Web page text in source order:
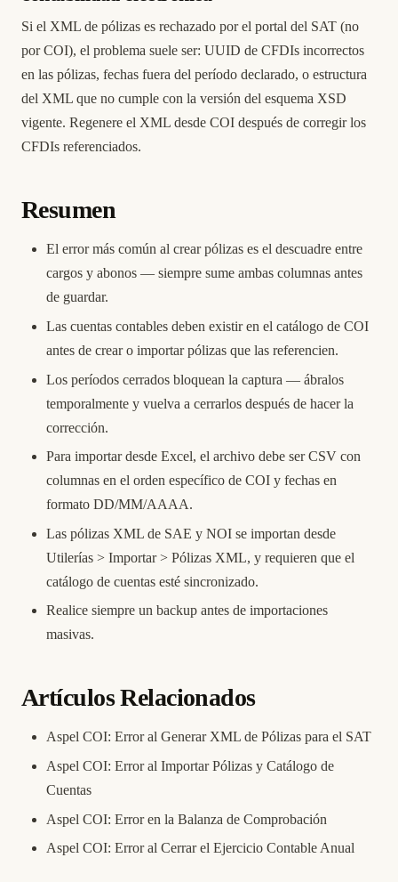
Si el XML de pólizas es rechazado por el portal del SAT (no
por COI), el problema suele ser: UUID de CFDIs incorrectos
en las pólizas, fechas fuera del período declarado, o estructura
del XML que no cumple con la versión del esquema XSD
vigente. Regenere el XML desde COI después de corregir los
CFDIs referenciados.
Resumen
El error más común al crear pólizas es el descuadre entre
cargos y abonos — siempre sume ambas columnas antes
de guardar.
Las cuentas contables deben existir en el catálogo de COI
antes de crear o importar pólizas que las referencien.
Los períodos cerrados bloquean la captura — ábralos
temporalmente y vuelva a cerrarlos después de hacer la
corrección.
Para importar desde Excel, el archivo debe ser CSV con
columnas en el orden específico de COI y fechas en
formato DD/MM/AAAA.
Las pólizas XML de SAE y NOI se importan desde
Utilerías > Importar > Pólizas XML, y requieren que el
catálogo de cuentas esté sincronizado.
Realice siempre un backup antes de importaciones
masivas.
Artículos Relacionados
Aspel COI: Error al Generar XML de Pólizas para el SAT
Aspel COI: Error al Importar Pólizas y Catálogo de
Cuentas
Aspel COI: Error en la Balanza de Comprobación
Aspel COI: Error al Cerrar el Ejercicio Contable Anual